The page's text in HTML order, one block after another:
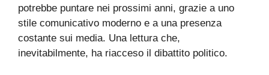
potrebbe puntare nei prossimi anni, grazie a uno
stile comunicativo moderno e a una presenza
costante sui media. Una lettura che,
inevitabilmente, ha riacceso il dibattito politico.